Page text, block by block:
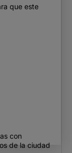
que este
con
de la ciudad